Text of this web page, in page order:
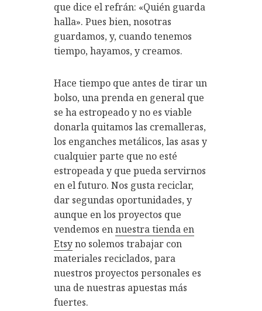
que dice el refrán: «Quién guarda
halla». Pues bien, nosotras
guardamos, y, cuando tenemos
tiempo, hayamos, y creamos.
Hace tiempo que antes de tirar un
bolso, una prenda en general que
se ha estropeado y no es viable
donarla quitamos las cremalleras,
los enganches metálicos, las asas y
cualquier parte que no esté
estropeada y que pueda servirnos
en el futuro. Nos gusta reciclar,
dar segundas oportunidades, y
aunque en los proyectos que
vendemos ennuestra tienda en
Etsyno solemos trabajar con
materiales reciclados, para
nuestros proyectos personales es
una de nuestras apuestas más
fuertes.